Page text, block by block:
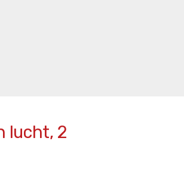
lucht, 2